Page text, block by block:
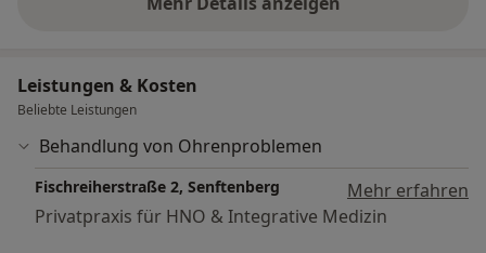
über Erfahrungen
Leistungen & Kosten
Beliebte Leistungen
Behandlung von Ohrenproblemen
Fischreiherstraße 2, Senftenberg
Mehr erfahren
Privatpraxis für HNO & Integrative Medizin